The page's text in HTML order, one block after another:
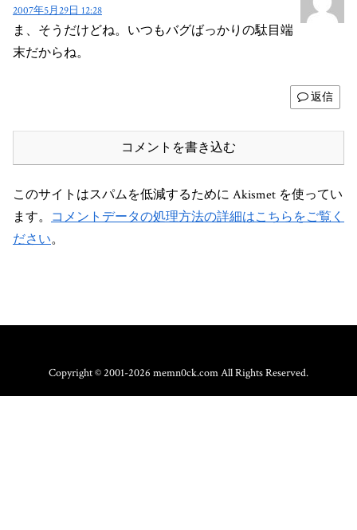
2007年5月29日 12:28
ま、そうだけどね。いつもバグばっかりの駄目端
末だからね。
返信
コメントを書き込む
このサイトはスパムを低減するために Akismet を使ってい
ます。 コメントデータの処理方法の詳細はこちらをご覧く
ださい。
Copyright © 2001-2026 memn0ck.com All Rights Reserved.